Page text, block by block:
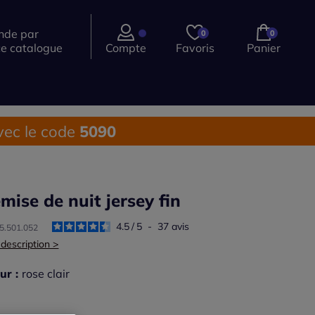
par
catalogue
Compte
0
Favoris
0
Panier
le code 5090
de nuit jersey fin
4.5/ 5 - 37avis
>
: rose clair
une couleur :